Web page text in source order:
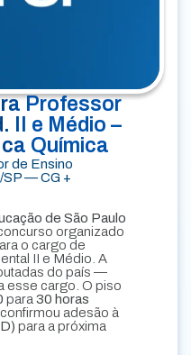
Professor
II e Médio –
Química
de Ensino
SP — CG +
de São Paulo
organizado
o cargo de
II e Médio. A
do país —
esse cargo. O piso
para 30 horas
confirmou adesão à
para a próxima